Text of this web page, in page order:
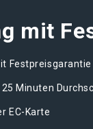
mit
Festpreisgarantie
Minuten
EC-Karte